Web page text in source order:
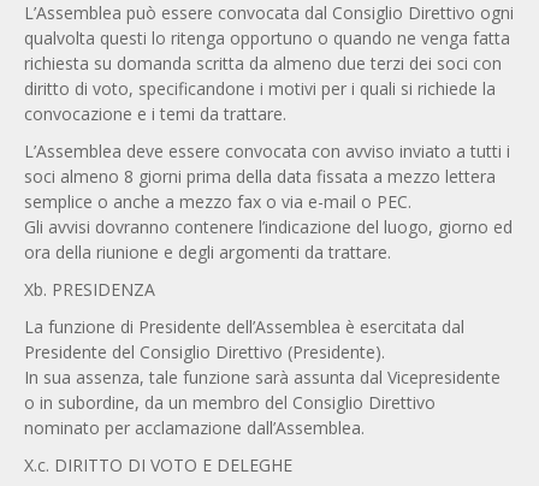
L’Assemblea può essere convocata dal Consiglio Direttivo ogni
qualvolta questi lo ritenga opportuno o quando ne venga fatta
richiesta su domanda scritta da almeno due terzi dei soci con
diritto di voto, specificandone i motivi per i quali si richiede la
convocazione e i temi da trattare.
L’Assemblea deve essere convocata con avviso inviato a tutti i
soci almeno 8 giorni prima della data fissata a mezzo lettera
semplice o anche a mezzo fax o via e-mail o PEC.
Gli avvisi dovranno contenere l’indicazione del luogo, giorno ed
ora della riunione e degli argomenti da trattare.
Xb. PRESIDENZA
La funzione di Presidente dell’Assemblea è esercitata dal
Presidente del Consiglio Direttivo (Presidente).
In sua assenza, tale funzione sarà assunta dal Vicepresidente
o in subordine, da un membro del Consiglio Direttivo
nominato per acclamazione dall’Assemblea.
X.c. DIRITTO DI VOTO E DELEGHE